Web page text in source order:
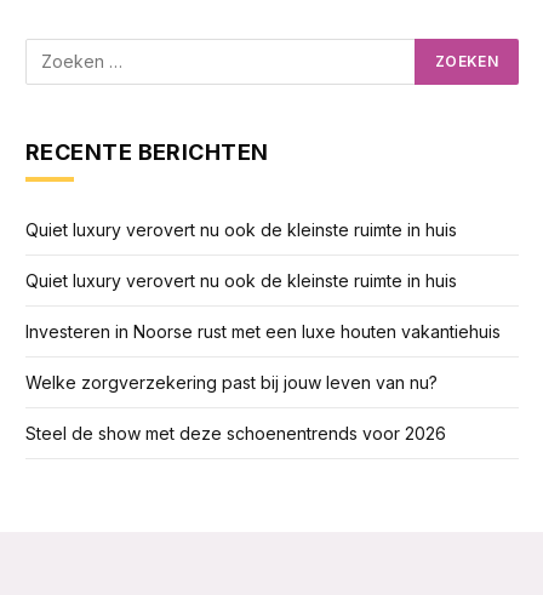
RECENTE BERICHTEN
Quiet luxury verovert nu ook de kleinste ruimte in huis
Quiet luxury verovert nu ook de kleinste ruimte in huis
Investeren in Noorse rust met een luxe houten vakantiehuis
Welke zorgverzekering past bij jouw leven van nu?
Steel de show met deze schoenentrends voor 2026